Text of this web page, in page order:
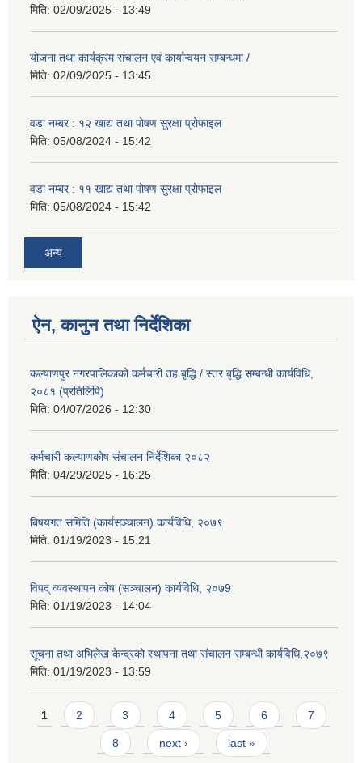
मिति: 02/09/2025 - 13:49
योजना तथा कार्यक्रम संचालन एवं कार्यान्वयन सम्बन्धमा /
मिति: 02/09/2025 - 13:45
वडा नम्बर : १२ खाद्य तथा पोषण सुरक्षा प्रोफाइल
मिति: 05/08/2024 - 15:42
वडा नम्बर : ११ खाद्य तथा पोषण सुरक्षा प्रोफाइल
मिति: 05/08/2024 - 15:42
अन्य
ऐन, कानुन तथा निर्देशिका
कल्याणपुर नगरपालिकाको कर्मचारी तह बृद्धि / स्तर बृद्धि सम्बन्धी कार्यविधि,
२०८१ (प्रतिलिपि)
मिति: 04/07/2026 - 12:30
कर्मचारी कल्याणकोष संचालन निर्देशिका २०८२
मिति: 04/29/2025 - 16:25
बिषयगत समिति (कार्यसञ्चालन) कार्यविधि, २०७९
मिति: 01/19/2023 - 15:21
विपद् व्यवस्थापन कोष (सञ्चालन) कार्यविधि, २०७9
मिति: 01/19/2023 - 14:04
सूचना तथा अभिलेख केन्द्रको स्थापना तथा संचालन सम्बन्धी कार्यविधि,२०७९
मिति: 01/19/2023 - 13:59
Pages
1 2 3 4 5 6 7
8 next › last »